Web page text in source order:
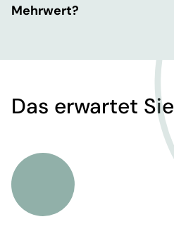
Mehrwert?
Das erwartet Sie